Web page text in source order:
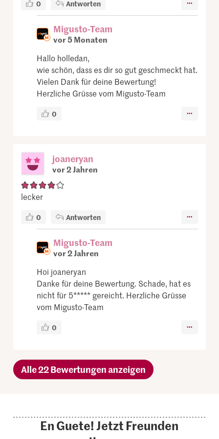
0 Antworten
Migusto-Team
vor 5 Monaten
Hallo holledan,
wie schön, dass es dir so gut geschmeckt hat.
Vielen Dank für deine Bewertung!
Herzliche Grüsse vom Migusto-Team
0
joaneryan
vor 2 Jahren
lecker
0 Antworten
Migusto-Team
vor 2 Jahren
Hoi joaneryan
Danke für deine Bewertung. Schade, hat es
nicht für 5***** gereicht. Herzliche Grüsse
vom Migusto-Team
0
Alle 22 Bewertungen anzeigen
En Guete! Jetzt Freunden